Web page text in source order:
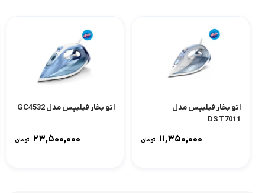
اتو بخار فیلیپس مدل
DST7011
۱۱,۳۵۰,۰۰۰ تومان
اتو بخار فیلیپس مدل GC4532
۲۳,۵۰۰,۰۰۰ تومان